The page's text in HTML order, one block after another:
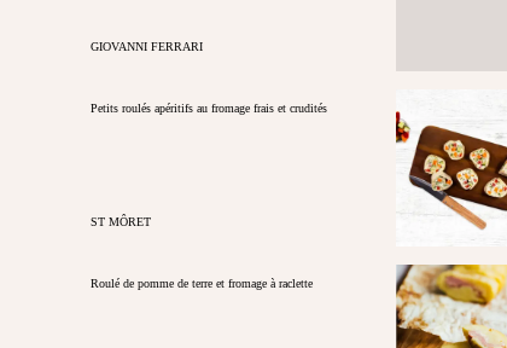
GIOVANNI FERRARI
Petits roulés apéritifs au fromage frais et crudités
ST MÔRET
Roulé de pomme de terre et fromage à raclette